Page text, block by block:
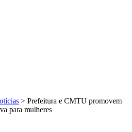
> Prefeitura e CMTU promovem
para mulheres